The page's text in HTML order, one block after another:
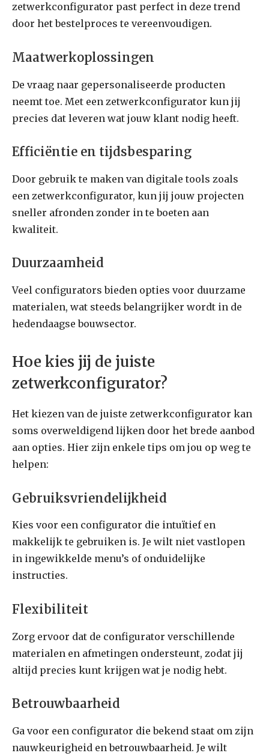
zetwerkconfigurator past perfect in deze trend
door het bestelproces te vereenvoudigen.
Maatwerkoplossingen
De vraag naar gepersonaliseerde producten
neemt toe. Met een zetwerkconfigurator kun jij
precies dat leveren wat jouw klant nodig heeft.
Efficiëntie en tijdsbesparing
Door gebruik te maken van digitale tools zoals
een zetwerkconfigurator, kun jij jouw projecten
sneller afronden zonder in te boeten aan
kwaliteit.
Duurzaamheid
Veel configurators bieden opties voor duurzame
materialen, wat steeds belangrijker wordt in de
hedendaagse bouwsector.
Hoe kies jij de juiste
zetwerkconfigurator?
Het kiezen van de juiste zetwerkconfigurator kan
soms overweldigend lijken door het brede aanbod
aan opties. Hier zijn enkele tips om jou op weg te
helpen:
Gebruiksvriendelijkheid
Kies voor een configurator die intuïtief en
makkelijk te gebruiken is. Je wilt niet vastlopen
in ingewikkelde menu’s of onduidelijke
instructies.
Flexibiliteit
Zorg ervoor dat de configurator verschillende
materialen en afmetingen ondersteunt, zodat jij
altijd precies kunt krijgen wat je nodig hebt.
Betrouwbaarheid
Ga voor een configurator die bekend staat om zijn
nauwkeurigheid en betrouwbaarheid. Je wilt